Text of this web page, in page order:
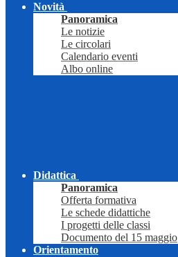
Novità
Panoramica
Le notizie
Le circolari
Calendario eventi
Albo online
Didattica
Panoramica
Offerta formativa
Le schede didattiche
I progetti delle classi
Documento del 15 maggio
Orientamento